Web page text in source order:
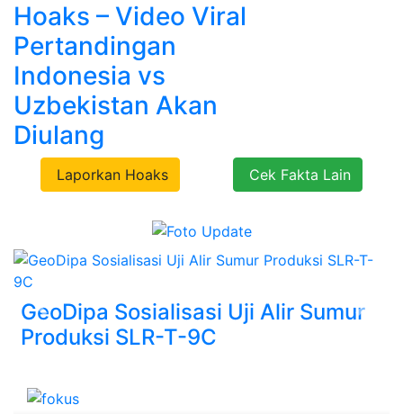
Hoaks – Video Viral
Pertandingan
Indonesia vs
Uzbekistan Akan
Diulang
Laporkan Hoaks Cek Fakta Lain
GeoDipa Sosialisasi Uji Alir Sumur
Produksi SLR-T-9C
Previous Next